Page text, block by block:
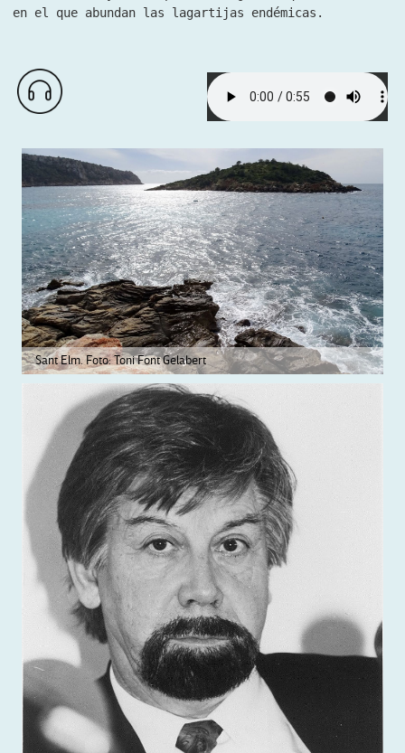
en el que abundan las lagartijas endémicas.
Sant Elm. Foto: Toni Font Gelabert